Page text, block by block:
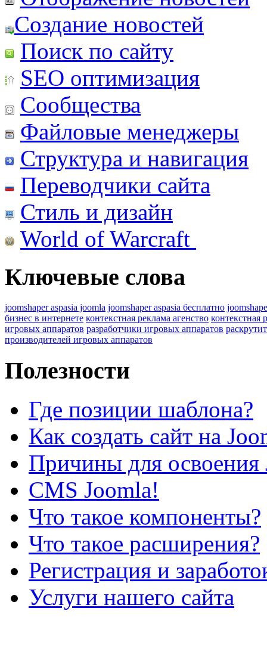
Создание новостей
Поиск по сайту
SEO оптимизация
Сообщества
Файловые менеджеры
Структура и навигация
Переводчики сайта
Стиль и дизайн
World of Warcraft
Ключевые слова
joomshaper aspasia joomla joomshaper aspasia бесплатно
бизнес в интернете контекстная реклама агенство контекстная
игровых аппаратов разработчики игровых аппаратов
производителей игровых аппаратов
Полезности
Где позиции шаблона?
Как создать сайт на
Причины для освоения
CMS Joomla!
Что такое компоненты?
Что такое расширения?
Регистрация и
Услуги нашего сайта